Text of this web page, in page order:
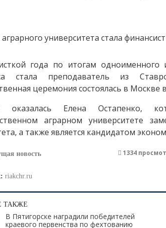
года по итогам одноименного
стала преподаватель из
церемония состоялась в Москве
оказалась Елена Остапенко,
аграрном университете
а также является кандидатом
новость 1334
riakchr.ru
ТАКЖЕ
В Пятигорске наградили победителей
краевого первенства по фехтованию